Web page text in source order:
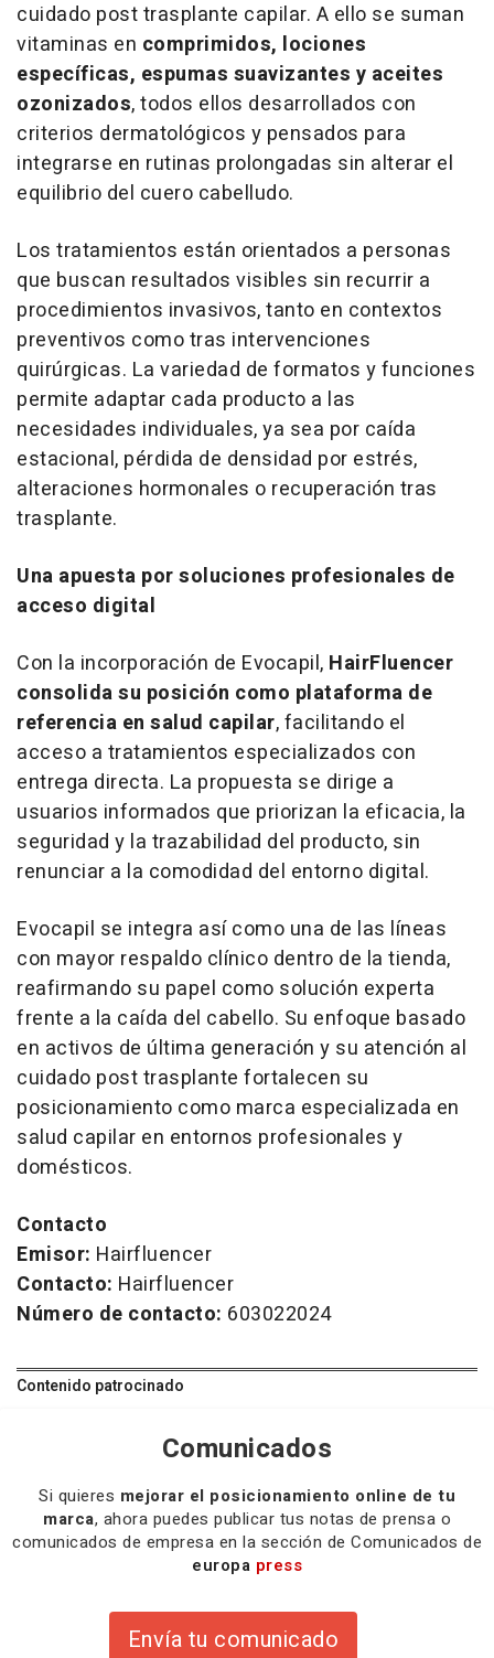
cuidado post trasplante capilar. A ello se suman
vitaminas en comprimidos, lociones
específicas, espumas suavizantes y aceites
ozonizados, todos ellos desarrollados con
criterios dermatológicos y pensados para
integrarse en rutinas prolongadas sin alterar el
equilibrio del cuero cabelludo.
Los tratamientos están orientados a personas
que buscan resultados visibles sin recurrir a
procedimientos invasivos, tanto en contextos
preventivos como tras intervenciones
quirúrgicas. La variedad de formatos y funciones
permite adaptar cada producto a las
necesidades individuales, ya sea por caída
estacional, pérdida de densidad por estrés,
alteraciones hormonales o recuperación tras
trasplante.
Una apuesta por soluciones profesionales de
acceso digital
Con la incorporación de Evocapil, HairFluencer
consolida su posición como plataforma de
referencia en salud capilar, facilitando el
acceso a tratamientos especializados con
entrega directa. La propuesta se dirige a
usuarios informados que priorizan la eficacia, la
seguridad y la trazabilidad del producto, sin
renunciar a la comodidad del entorno digital.
Evocapil se integra así como una de las líneas
con mayor respaldo clínico dentro de la tienda,
reafirmando su papel como solución experta
frente a la caída del cabello. Su enfoque basado
en activos de última generación y su atención al
cuidado post trasplante fortalecen su
posicionamiento como marca especializada en
salud capilar en entornos profesionales y
domésticos.
Contacto
Emisor: Hairfluencer
Contacto: Hairfluencer
Número de contacto: 603022024
Contenido patrocinado
Comunicados
Si quieres mejorar el posicionamiento online de tu
marca, ahora puedes publicar tus notas de prensa o
comunicados de empresa en la sección de Comunicados de
europa press
Envía tu comunicado